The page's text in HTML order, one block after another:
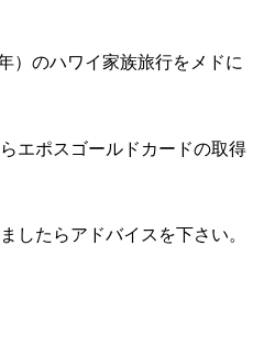
）のハワイ家族旅行をメドに
エポスゴールドカードの取得
したらアドバイスを下さい。